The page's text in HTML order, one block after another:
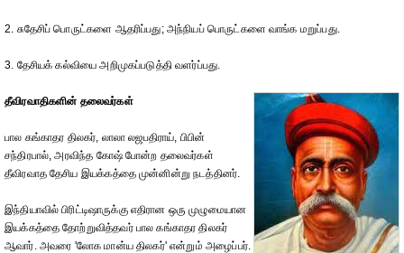
2. சுதேசிப் பொருட்களை ஆதரிப்பது; அந்நியப் பொருட்களை வாங்க மறுப்பது.
3. தேசியக் கல்வியை அறிமுகப்படுத்தி வளர்ப்பது.
தீவிரவாதிகளின் தலைவர்கள்
பால கங்காதர திலகர், லாலா லஜபதிராய், பிபின்
சந்திரபால், அரவிந்த கோஷ் போன்ற தலைவர்கள்
தீவிரவாத தேசிய இயக்கத்தை முன்னின்று நடத்தினர்.
இந்தியாவில் பிரிட்டிஷாருக்கு எதிரான ஒரு முழுமையான
இயக்கத்தை தோற்றுவித்தவர் பால கங்காதர திலகர்
ஆவார். அவரை 'லோக மான்ய திலகர்' என்றும் அழைப்பர்.